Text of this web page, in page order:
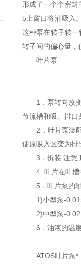
形成了一个个密封
5上窗口将油吸入
这种泵在转子转
转子间的偏心量，
叶片泵
1．泵转向改变
节流槽和吸、排口
2．叶片泵装配
使原吸入区变为排
3．拆装 注意工
4. 叶片在叶槽中
5．叶片泵的轴
1)小型泵-
2)中型泵-0.02
6．油液的温度
ATOS叶片泵*